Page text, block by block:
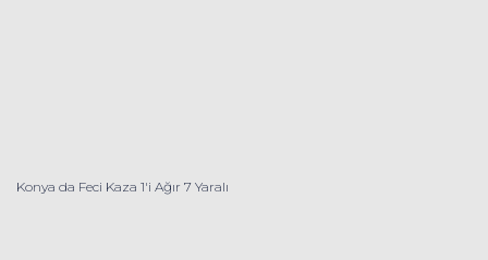
Konya da Feci Kaza 1'i Ağır 7 Yaralı